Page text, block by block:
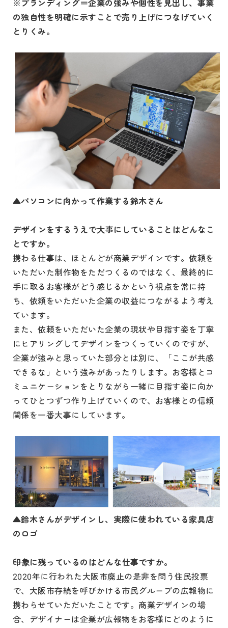
の独自性を明確に示すことで売り上げにつなげていく
とりくみ。
▲パソコンに向かって作業する鈴木さん
デザインをするうえで大事にしていることはどんなこ
とですか。
携わる仕事は、ほとんどが商業デザインです。依頼を
いただいた制作物をただつくるのではなく、最終的に
手に取るお客様がどう感じるかという視点を常に持
ち、依頼をいただいた企業の収益につながるよう考え
ています。
また、依頼をいただいた企業の現状や目指す姿を丁寧
にヒアリングしてデザインをつくっていくのですが、
企業が強みと思っていた部分とは別に、「ここが共感
できるな」という強みがあったりします。お客様とコ
ミュニケーションをとりながら一緒に目指す姿に向か
ってひとつずつ作り上げていくので、お客様との信頼
関係を一番大事にしています。
▲鈴木さんがデザインし、実際に使われている家具店
のロゴ
印象に残っているのはどんな仕事ですか。
2020年に行われた大阪市廃止の是非を問う住民投票
で、大阪市存続を呼びかける市民グループの広報物に
携わらせていただいたことです。商業デザインの場
合、デザイナーは企業が広報物をお客様にどのように